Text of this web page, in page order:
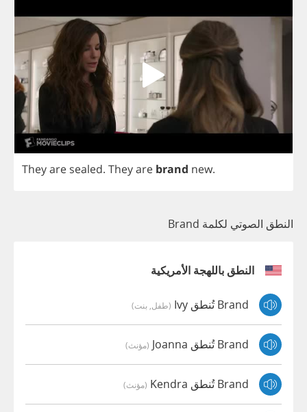
Theyare sealed. Theyare brand new.
النطق الصوتي لكلمة Brand
النطق باللهجة الأمريكية
Brand تُنطق Ivy (طفل, بنت)
Brand تُنطق Joanna (مؤنث)
Brand تُنطق Kendra (مؤنث)